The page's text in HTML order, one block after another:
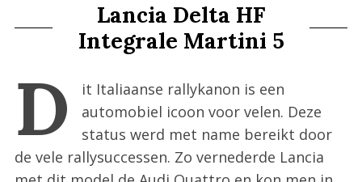
f
r
:
Lancia Delta HF
Integrale Martini 5
D
it Italiaanse rallykanon is een
automobiel icoon voor velen. Deze
status werd met name bereikt door
de vele rallysuccessen. Zo vernederde Lancia